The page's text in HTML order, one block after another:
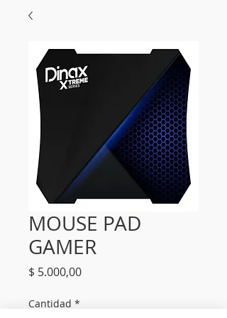
MOUSE PAD
GAMER
$ 5.000,00Precio
Cantidad *